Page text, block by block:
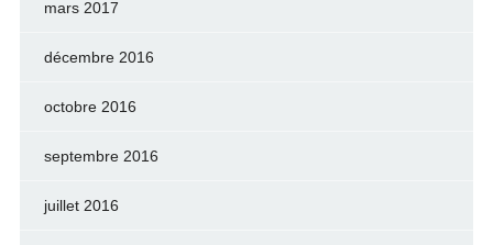
mars 2017
décembre 2016
octobre 2016
septembre 2016
juillet 2016